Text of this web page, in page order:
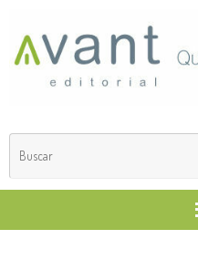
contenido